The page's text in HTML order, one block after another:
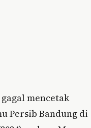
mencetak
Persib Bandung di